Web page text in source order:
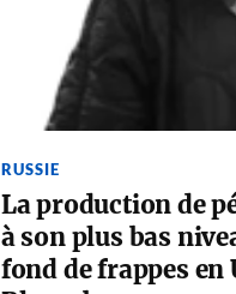
RUSSIE
La production de
à son plus bas
fond de frappes